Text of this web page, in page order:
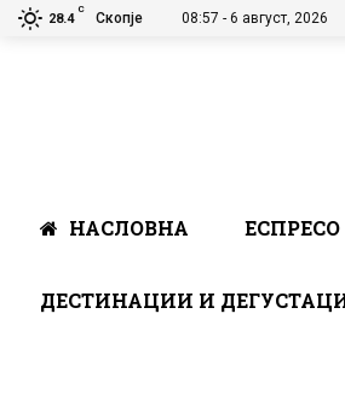
28.4
C
Скопје 08:57 - 6 август, 2026
НАСЛОВНА ЕСПРЕСО
ДЕСТИНАЦИИ И